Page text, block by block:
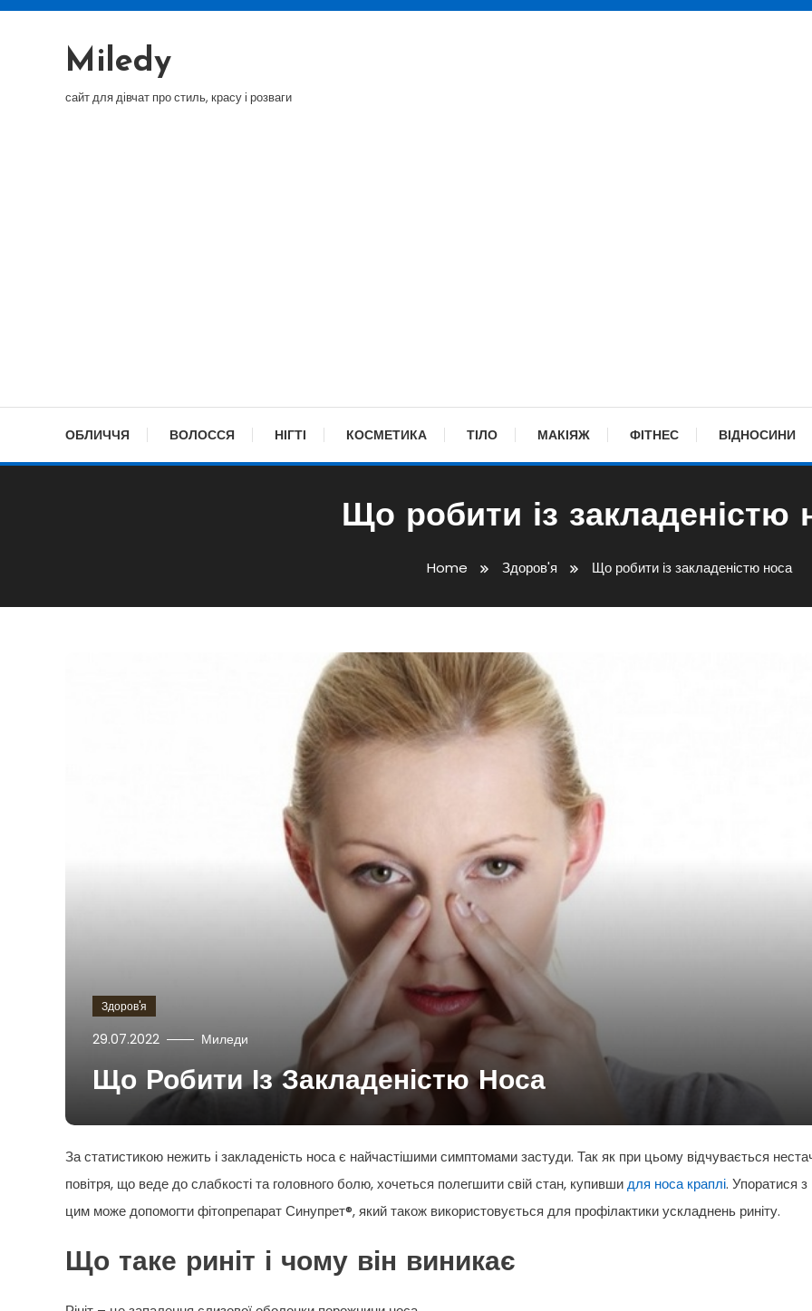
Skip
Miledy
сайт для дівчат про стиль, красу і розваги
ОБЛИЧЧЯ ВОЛОССЯ НІГТІ КОСМЕТИКА ТІЛО МАКІЯЖ ФІТНЕС ВІДНОСИНИ
Що робити із закладеністю
Home Здоров'я Що робити із закладеністю носа
Здоров'я
29.07.2022 Миледи
Що Робити Із Закладеністю Носа
За статистикою нежить і закладеність носа є найчастішими симптомами застуди. Так як при цьому відчувається
повітря, що веде до слабкості та головного болю, хочеться полегшити свій стан, купившидля носа краплі. Упоратися з
цим може допомогти фітопрепарат Синупрет®, який також використовується для профілактики ускладнень риніту.
Що таке риніт і чому він виникає